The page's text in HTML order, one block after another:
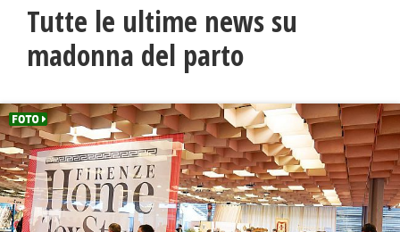
Tutte le ultime news su
madonna del parto